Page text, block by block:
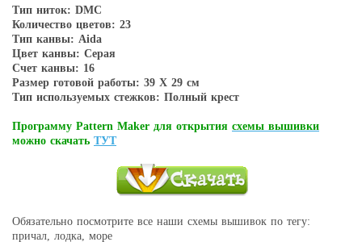
Тип ниток: DMC
Количество цветов: 23
Тип канвы: Aida
Цвет канвы: Серая
Счет канвы: 16
Размер готовой работы: 39 Х 29 см
Тип используемых стежков: Полный крест
Программу Pattern Maker для открытия схемы вышивки
можно скачать ТУТ
Обязательно посмотрите все наши схемы вышивок по тегу:
причал, лодка, море